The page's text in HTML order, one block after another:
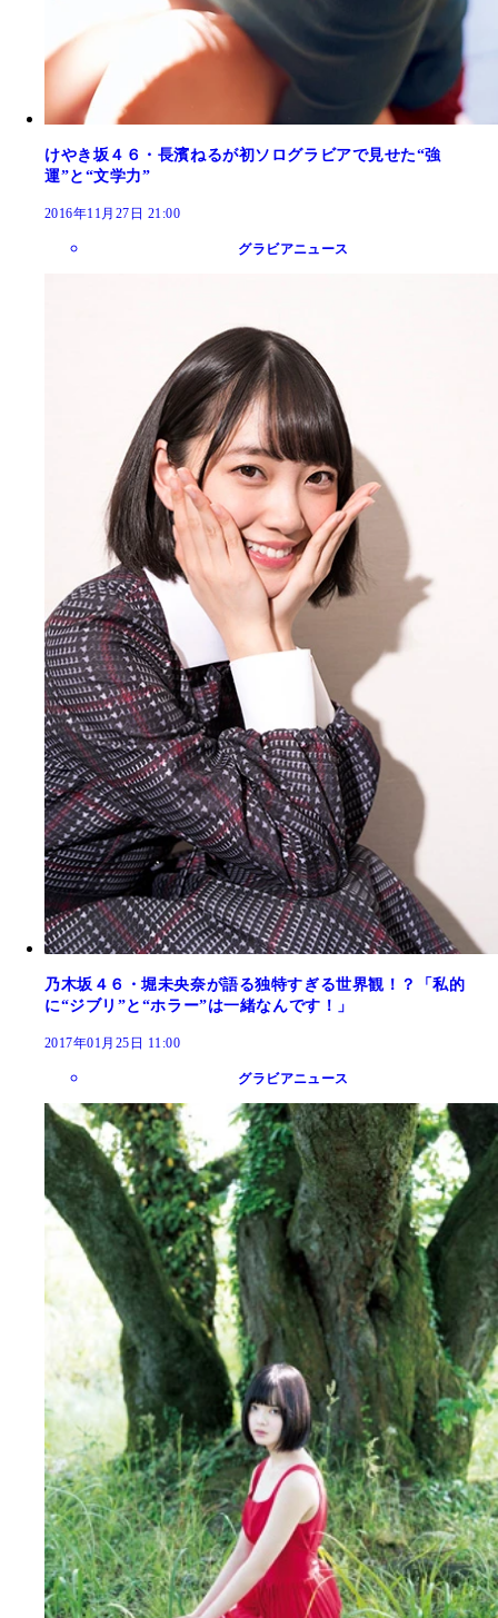
けやき坂４６・長濱ねるが初ソログラビアで見せた“強
運”と“文学力”
2016年11月27日 21:00
グラビアニュース
乃木坂４６・堀未央奈が語る独特すぎる世界観！？「私的
に“ジブリ”と“ホラー”は一緒なんです！」
2017年01月25日 11:00
グラビアニュース